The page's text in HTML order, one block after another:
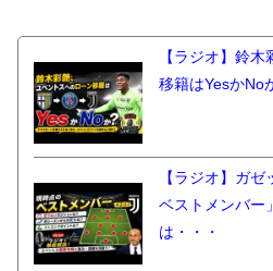
【ラジオ】鈴
移籍はYesかNo
【ラジオ】ガ
ベストメンバー
は・・・